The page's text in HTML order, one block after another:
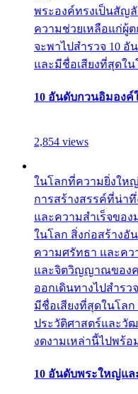
พระองค์ทรงเป็นสัญ
ความช่วยเหลือแก่ผู้
จะพาไปสำรวจ 10
และมีชื่อเสียงที่สุดใ
10 อันดับกวนอิมอง
2,854 views
ในโลกที่ความยิ่งให
การสร้างสรรค์ที่น่า
และความสำเร็จขอ
ในโลก สิ่งก่อสร้างอั
ความศรัทธา และค
และจิตวิญญาณของค
ออกเดินทางไปสำร
มีชื่อเสียงที่สุดในโล
ประวัติศาสตร์และวั
งดงามเหล่านี้ไปพร้อ
10 อันดับพระใหญ่แล